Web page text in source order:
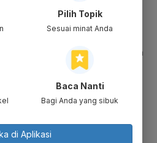
Pilih Topik
Sesuai minat Anda
Baca Nanti
Bagi Anda yang sibuk
di Aplikasi